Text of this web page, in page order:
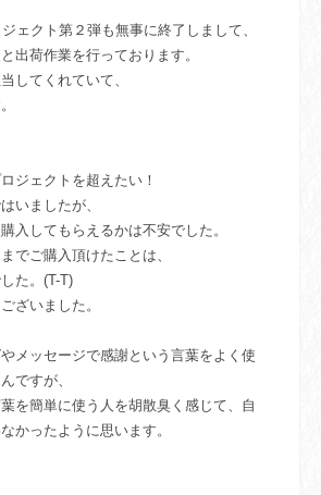
ェクト第２弾も無事に終了しまして、
出荷作業を行っております。
してくれていて、
ジェクトを超えたい！
いましたが、
入してもらえるかは不安でした。
でご購入頂けたことは、
た。(T-T)
ざいました。
メッセージで感謝という言葉を よく使
ですが、
を簡単に使う人を胡散臭く感じて、 自
かったように思います。